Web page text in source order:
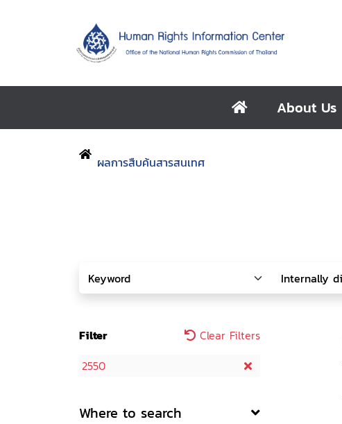
About Us
ผลการสืบค้นสารสนเทศ
Filter
Clear Filters
2550
Where to search